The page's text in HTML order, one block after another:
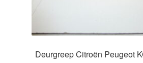
Deurgreep Citroën Peugeot